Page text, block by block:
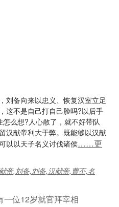
刘备向来以忠义、恢复汉室立足
这不是自己打自己脸吗?以后手
么想?人心散了，就不好带队
汉献帝利大于弊。既能够以汉献
以以天子名义讨伐诸侯……更
帝,刘备,刘备,汉献帝,曹丕,名